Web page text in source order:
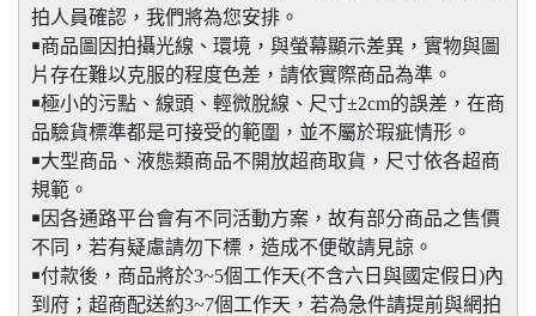
拍人員確認，我們將為您安排。
￭商品圖因拍攝光線、環境，與螢幕顯示差異，實物與圖
片存在難以克服的程度色差，請依實際商品為準。
￭極小的污點、線頭、輕微脫線、尺寸±2cm的誤差，在商
品驗貨標準都是可接受的範圍，並不屬於瑕疵情形。
￭大型商品、液態類商品不開放超商取貨，尺寸依各超商
規範。
￭因各通路平台會有不同活動方案，故有部分商品之售價
不同，若有疑慮請勿下標，造成不便敬請見諒。
￭付款後，商品將於3~5個工作天(不含六日與國定假日)內
到府；超商配送約3~7個工作天，若為急件請提前與網拍